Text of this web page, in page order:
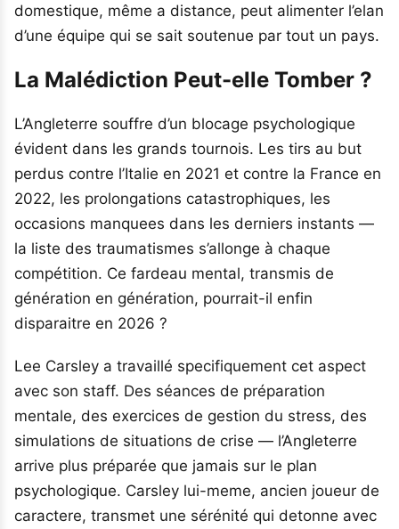
domestique, même a distance, peut alimenter l’elan
d’une équipe qui se sait soutenue par tout un pays.
La Malédiction Peut-elle Tomber ?
L’Angleterre souffre d’un blocage psychologique
évident dans les grands tournois. Les tirs au but
perdus contre l’Italie en 2021 et contre la France en
2022, les prolongations catastrophiques, les
occasions manquees dans les derniers instants —
la liste des traumatismes s’allonge à chaque
compétition. Ce fardeau mental, transmis de
génération en génération, pourrait-il enfin
disparaitre en 2026 ?
Lee Carsley a travaillé specifiquement cet aspect
avec son staff. Des séances de préparation
mentale, des exercices de gestion du stress, des
simulations de situations de crise — l’Angleterre
arrive plus préparée que jamais sur le plan
psychologique. Carsley lui-meme, ancien joueur de
caractere, transmet une sérénité qui detonne avec